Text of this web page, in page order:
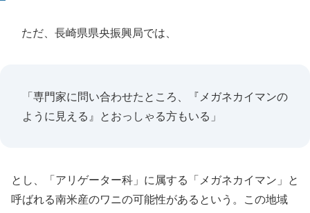
ただ、長崎県県央振興局では、
「専門家に問い合わせたところ、『メガネカイマンの
ように見える』とおっしゃる方もいる」
とし、「アリゲーター科」に属する「メガネカイマン」と
呼ばれる南米産のワニの可能性があるという。この地域